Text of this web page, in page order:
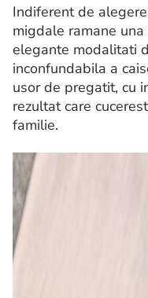
Indiferent de
migdale ramane
elegante modalitati
inconfundabila a
usor de pregatit, cu
rezultat care
familie.